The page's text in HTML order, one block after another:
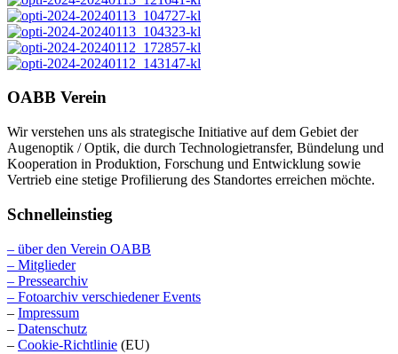
OABB Verein
Wir verstehen uns als strategische Initiative auf dem Gebiet der
Augenoptik / Optik, die durch Technologietransfer, Bündelung und
Kooperation in Produktion, Forschung und Entwicklung sowie
Vertrieb eine stetige Profilierung des Standortes erreichen möchte.
Schnelleinstieg
– über den Verein OABB
– Mitglieder
– Pressearchiv
– Fotoarchiv verschiedener Events
– Impressum
– Datenschutz
– Cookie-Richtlinie (EU)